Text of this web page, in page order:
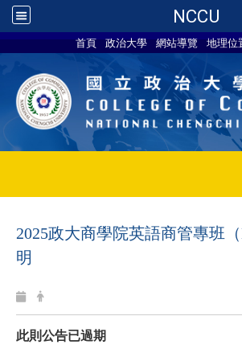
NCCU
首頁 政治大學 網站導覽 地理位
2025政大商學院英語商管專班
明
此則公告已過期